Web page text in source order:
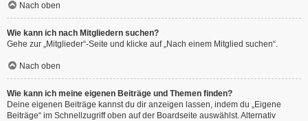
Nach oben
Wie kann ich nach Mitgliedern suchen?
Gehe zur „Mitglieder“-Seite und klicke auf „Nach einem Mitglied suchen“.
Nach oben
Wie kann ich meine eigenen Beiträge und Themen finden?
Deine eigenen Beiträge kannst du dir anzeigen lassen, indem du „Eigene
Beiträge“ im Schnellzugriff oben auf der Boardseite auswählst. Alternativ